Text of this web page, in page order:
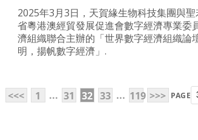
2025年3月3日，天賀緣生物科技集團與
省粵港澳經貿發展促進會數字經濟專業委
濟組織聯合主辦的「世界數字經濟組織論
明，揚帆數字經濟」.
<<< 1 ... 31 32 33 ... 119 >>> PAGE